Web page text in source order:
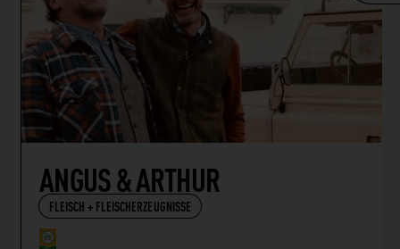
ANGUS & ARTHUR
FLEISCH + FLEISCHERZEUGNISSE